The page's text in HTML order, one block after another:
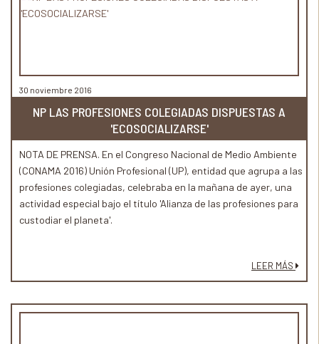
30 noviembre 2016
NP LAS PROFESIONES COLEGIADAS DISPUESTAS A
'ECOSOCIALIZARSE'
NOTA DE PRENSA. En el Congreso Nacional de Medio Ambiente
(CONAMA 2016) Unión Profesional (UP), entidad que agrupa a las
profesiones colegiadas, celebraba en la mañana de ayer, una
actividad especial bajo el título 'Alianza de las profesiones para
custodiar el planeta'.
LEER MÁS